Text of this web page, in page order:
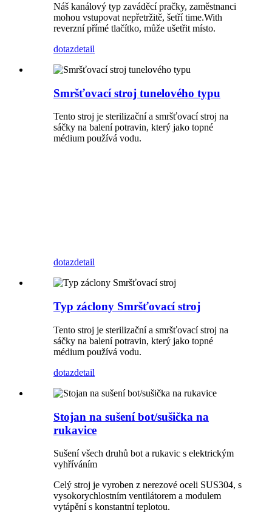
Náš kanálový typ zaváděcí pračky, zaměstnanci
mohou vstupovat nepřetržitě, šetří time.With
reverzní přímé tlačítko, může ušetřit místo.
dotazdetail
Smršťovací stroj tunelového typu
Tento stroj je sterilizační a smršťovací stroj na
sáčky na balení potravin, který jako topné
médium používá vodu.
dotazdetail
Typ záclony Smršťovací stroj
Tento stroj je sterilizační a smršťovací stroj na
sáčky na balení potravin, který jako topné
médium používá vodu.
dotazdetail
Stojan na sušení bot/sušička na
rukavice
Sušení všech druhů bot a rukavic s elektrickým
vyhříváním
Celý stroj je vyroben z nerezové oceli SUS304, s
vysokorychlostním ventilátorem a modulem
vytápění s konstantní teplotou.